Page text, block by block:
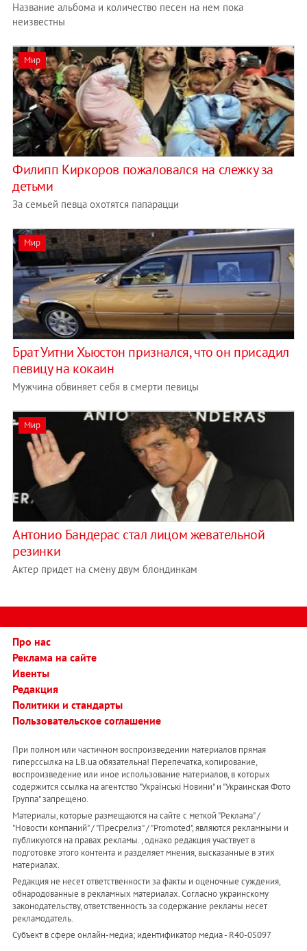
Название альбома и количество песен на нем пока
неизвестны
Мир
Филипп Киркоров пожаловался на слежку за
детьми
За семьей певца охотятся папарацци
Мир
Брат Уитни Хьюстон признался, что он присадил
певицу на кокаин
Мужчина обвиняет cебя в смерти певицы
Мир
Антонио Бандерас стал лицом жевательной
резинки
Актер придет на смену двум блондинкам
Про нас
Реклама на сайте
Ивенты
Редакция
Политики и стандарты
Пользовательское соглашение
При полном или частичном воспроизведении материалов прямая
гиперссылка на LB.ua обязательна! Перепечатка, копирование,
воспроизведение или иное использование материалов, в которых
содержится ссылка на агентство "Українськi Новини" и "Украинская Фото
Группа" запрещено.
Материалы, которые размещаются на сайте с меткой "Реклама" /
"Новости компаний" / "Пресрелиз" / "Promoted", являются рекламными и
публикуются на правах рекламы. , однако редакция участвует в
подготовке этого контента и разделяет мнения, высказанные в этих
материалах.
Редакция не несет ответственности за факты и оценочные суждения,
обнародованные в рекламных материалах. Согласно украинскому
законодательству, ответственность за содержание рекламы несет
рекламодатель.
Субъект в сфере онлайн-медиа; идентификатор медиа - R40-05097